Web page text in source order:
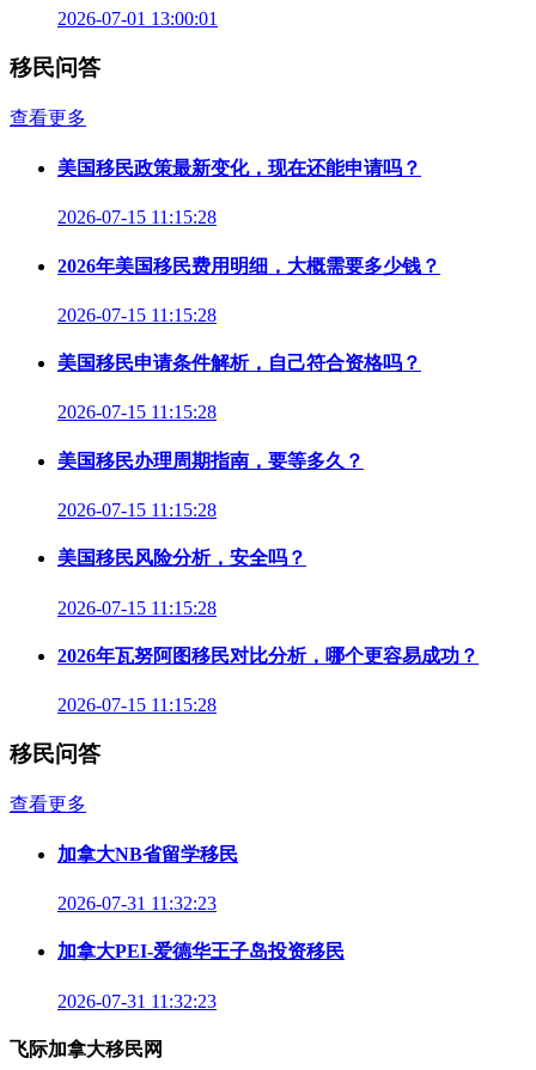
2026-07-01 13:00:01
移民问答
查看更多
美国移民政策最新变化，现在还能申请吗？
2026-07-15 11:15:28
2026年美国移民费用明细，大概需要多少钱？
2026-07-15 11:15:28
美国移民申请条件解析，自己符合资格吗？
2026-07-15 11:15:28
美国移民办理周期指南，要等多久？
2026-07-15 11:15:28
美国移民风险分析，安全吗？
2026-07-15 11:15:28
2026年瓦努阿图移民对比分析，哪个更容易成功？
2026-07-15 11:15:28
移民问答
查看更多
加拿大NB省留学移民
2026-07-31 11:32:23
加拿大PEI-爱德华王子岛投资移民
2026-07-31 11:32:23
飞际加拿大移民网